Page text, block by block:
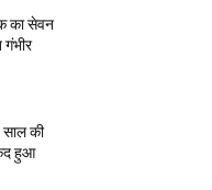
का सेवन
गंभीर
की
हुआ